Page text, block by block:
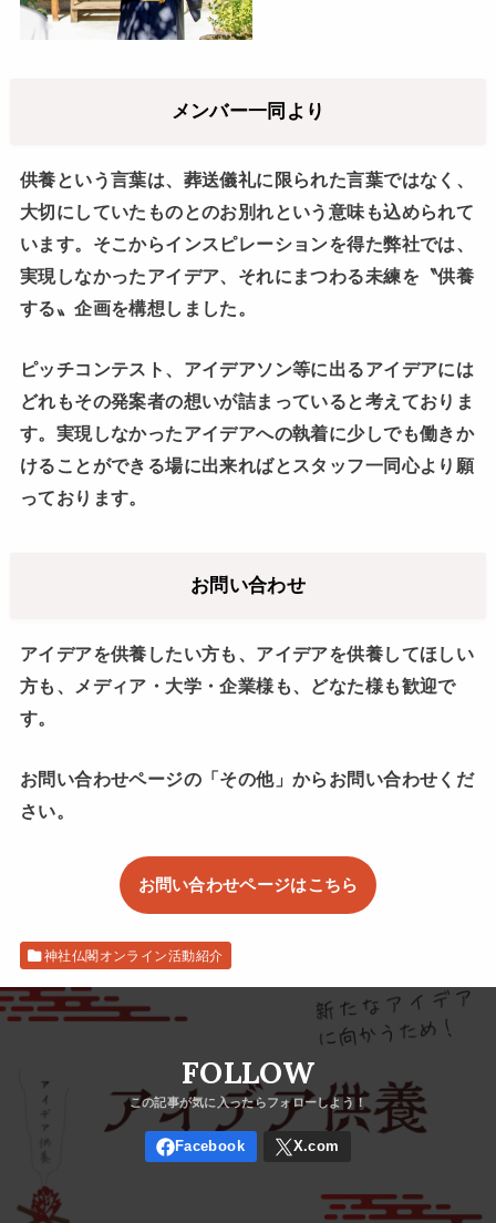
メンバー一同より
供養という言葉は、葬送儀礼に限られた言葉ではなく、
大切にしていたものとのお別れという意味も込められて
います。そこからインスピレーションを得た弊社では、
実現しなかったアイデア、それにまつわる未練を〝供養
する〟企画を構想しました。
ピッチコンテスト、アイデアソン等に出るアイデアには
どれもその発案者の想いが詰まっていると考えておりま
す。実現しなかったアイデアへの執着に少しでも働きか
けることができる場に出来ればとスタッフ一同心より願
っております。
お問い合わせ
アイデアを供養したい方も、アイデアを供養してほしい
方も、メディア・大学・企業様も、どなた様も歓迎で
す。
お問い合わせページの「その他」からお問い合わせくだ
さい。
お問い合わせページはこちら
神社仏閣オンライン活動紹介
FOLLOW